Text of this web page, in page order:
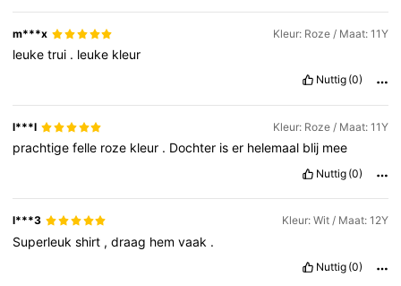
m***x Kleur: Roze / Maat: 11Y
leuketrui . leuke kleur
Nuttig (0)
l***l Kleur: Roze / Maat: 11Y
prachtigefelle roze kleur . Dochter iser helemaal blij mee
Nuttig (0)
l***3 Kleur: Wit / Maat: 12Y
Superleukshirt ,draag hemvaak .
Nuttig (0)